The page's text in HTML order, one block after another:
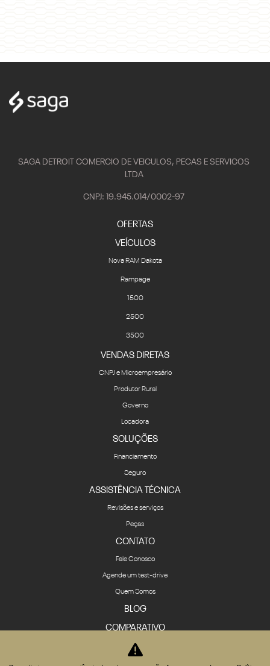
SAGA DETROIT COMERCIO DE VEICULOS, PECAS E SERVICOS
LTDA
CNPJ: 19.945.014/0002-97
OFERTAS
VEÍCULOS
Nova RAM Dakota
Rampage
1500
2500
3500
VENDAS DIRETAS
CNPJ e Microempresário
Produtor Rural
Governo
Locadora
SOLUÇÕES
Financiamento
Seguro
ASSISTÊNCIA TÉCNICA
Revisões e serviços
Peças
CONTATO
Fale Conosco
Agende um test-drive
Quem Somos
BLOG
COMPARATIVO